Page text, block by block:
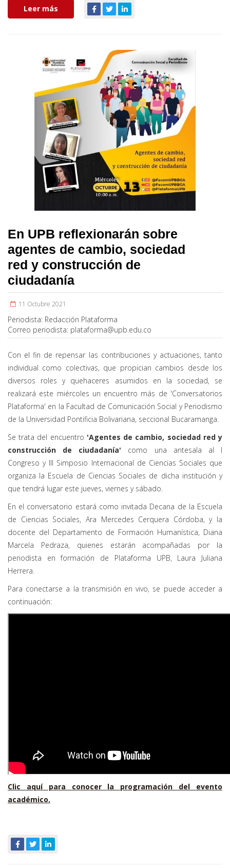
Leer más
En UPB reflexionarán sobre
agentes de cambio, sociedad
red y construcción de
ciudadanía
11 Octubre 2021
Periodista: Redacción Plataforma
Correo periodista: plataforma@upb.edu.co
Con el fin de repensar las contribuciones y actuaciones, tanto
individual como colectivas, que propician cambios desde los
diversos roles y quehaceres asumidos en la sociedad, se
realizará este miércoles un encuentro más de 'Conversatorios
Plataforma' en la Facultad de Comunicación Social y Periodismo
de la Universidad Pontificia Bolivariana, seccional Bucaramanga.
Se trata del encuentro 'Agentes de cambio, sociedad red y
construcción de ciudadanía' como una antesala al I
Congreso y III Simposio Internacional de Ciencias Sociales que
organiza la Escuela de Ciencias Sociales de dicha institución y
que tendrá lugar este jueves, viernes y sábado.
En el conversatorio estará como invitada Decana de la Escuela
de Ciencias Sociales, Ara Mercedes Cerquera Córdoba, y la
docente del Departamento de Formación Humanística, Diana
Marcela Pedraza, quienes estarán acompañadas por la
periodista en formación de Plataforma UPB, Laura Juliana
Herrera.
Para conectarse a la transmisión en vivo, se puede acceder a
continuación:
Clic aquí para conocer la programación del evento
académico.